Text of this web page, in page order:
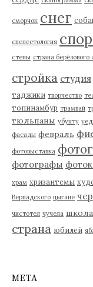
сморчок снег
спелестология
стены страна берёзового
стройка студия
таджики творчество
топинамбур трамвай
тюльпаны убунту
фасады февраль
фотовыставка
фотографы
храм хризантемы
Вернадского цыгане
чистотел чучела школа
страна юбилей
МЕТА